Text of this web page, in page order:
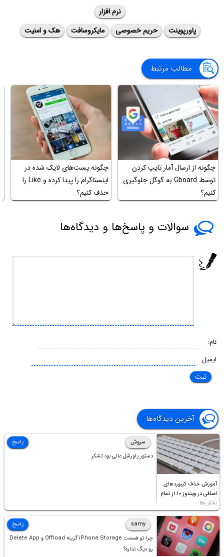
نرم افزار
پاورپوینت
حریم خصوصی مایکروسافت هک و امنیت
مطالب مرتبط
چگونه از ارسال آمار تایپ کردن
توسط Gboard به گوگل جلوگیری
کنیم؟
چگونه پست‌های لایک شده در
اینستاگرام را پیدا کرده و Like را
حذف کنیم؟
سوالات و پاسخ‌ها و دیدگاه‌ها
نام:
ایمیل:
آخرین دیدگاه‌ها
آموزش حذف کیبوردهای
اضافی در ویندوز ۱۰ از تمام
بخش‌ها
سروش
دستور پاورشل عالی بود تشکر
پاسخ
samy
چرا تو قسمت iPhone Storage گزینه Offload و Delete App
رو دیگ نداره؟
پاسخ